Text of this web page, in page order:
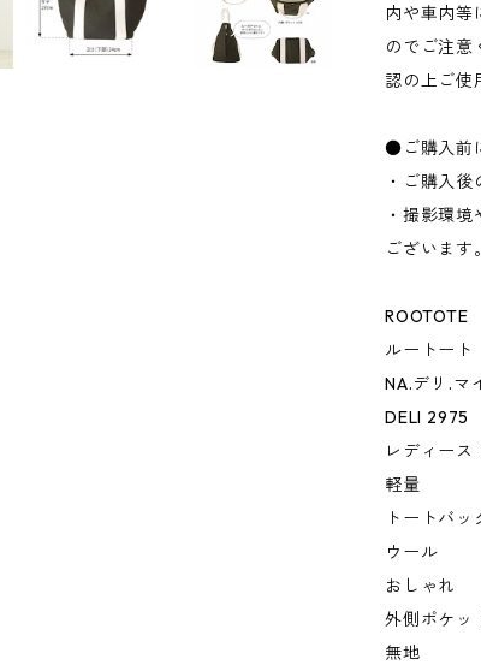
内や車内等
のでご注意
認の上ご使
●ご購入前
・ご購入後
・撮影環
ございます。
ROOTOTE
ルートート
NA.デリ.マ
DELI 2975
レディース
軽量
トートバッ
ウール
おしゃれ
外側ポケッ
無地